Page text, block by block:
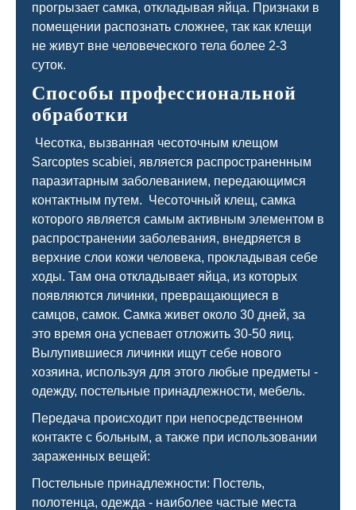
прогрызает самка, откладывая яйца. Признаки в
помещении распознать сложнее, так как клещи
не живут вне человеческого тела более 2-3
суток.
Способы профессиональной
обработки
Чесотка, вызванная чесоточным клещом
Sarcoptes scabiei, является распространенным
паразитарным заболеванием, передающимся
контактным путем. Чесоточный клещ, самка
которого является самым активным элементом в
распространении заболевания, внедряется в
верхние слои кожи человека, прокладывая себе
ходы. Там она откладывает яйца, из которых
появляются личинки, превращающиеся в
самцов, самок. Самка живет около 30 дней, за
это время она успевает отложить 30-50 яиц.
Вылупившиеся личинки ищут себе нового
хозяина, используя для этого любые предметы -
одежду, постельные принадлежности, мебель.
Передача происходит при непосредственном
контакте с больным, а также при использовании
зараженных вещей:
Постельные принадлежности: Постель,
полотенца, одежда - наиболее частые места